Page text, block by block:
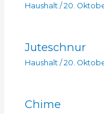
Haushalt / 20.
Juteschnur
Haushalt / 20.
Chime